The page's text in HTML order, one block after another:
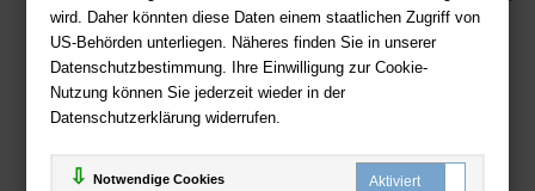
wird. Daher könnten diese Daten einem staatlichen Zugriff von
US-Behörden unterliegen. Näheres finden Sie in unserer
Datenschutzbestimmung. Ihre Einwilligung zur Cookie-
Nutzung können Sie jederzeit wieder in der
Datenschutzerklärung widerrufen.
Notwendige Cookies
Zahlweisen